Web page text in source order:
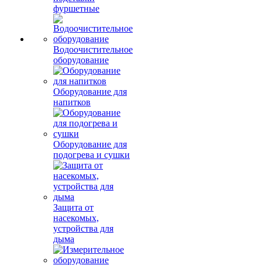
фуршетные
Водоочистительное
оборудование
Оборудование для
напитков
Оборудование для
подогрева и сушки
Защита от
насекомых,
устройства для
дыма